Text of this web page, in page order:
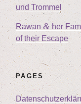
und Trommel
Rawan & her
of their Escape
PAGES